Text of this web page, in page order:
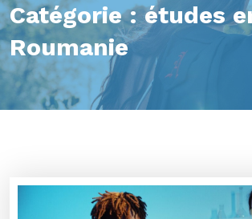
Catégorie :études
Roumanie